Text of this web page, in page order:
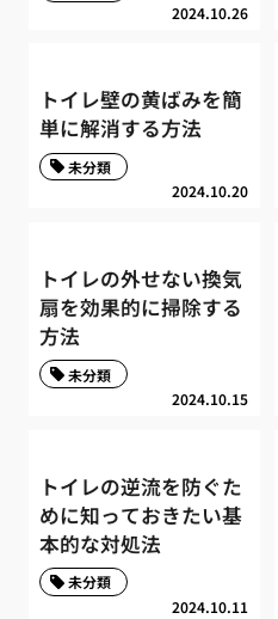
2024.10.26
トイレ壁の黄ばみを簡
単に解消する方法
2024.10.20
未分類
トイレの外せない換気
扇を効果的に掃除する
方法
2024.10.15
未分類
トイレの逆流を防ぐた
めに知っておきたい基
本的な対処法
2024.10.11
未分類